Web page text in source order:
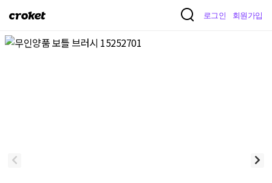
크
켓
로그인 회원가입